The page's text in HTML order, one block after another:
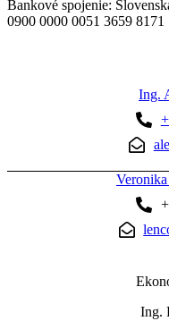
Bankové spojenie:
0900 0000 0051 3659
Ing.
Ing.